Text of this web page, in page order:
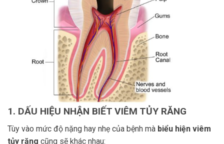
1. DẤU HIỆU NHẬN BIẾT VIÊM TỦY RĂNG
Tùy vào mức độ nặng hay nhẹ của bệnh mà biểu hiện viêm
tủy răng cũng sẽ khác nhau: